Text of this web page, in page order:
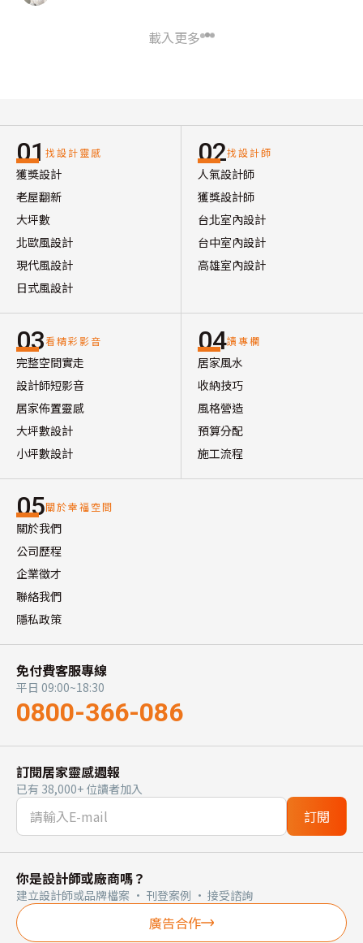
載入更多
01 找設計靈感
獲獎設計
老屋翻新
大坪數
北歐風設計
現代風設計
日式風設計
02找設計師
人氣設計師
獲獎設計師
台北室內設計
台中室內設計
高雄室內設計
03看精彩影音
完整空間實走
設計師短影音
居家佈置靈感
大坪數設計
小坪數設計
04讀專欄
居家風水
收納技巧
風格營造
預算分配
施工流程
05關於幸福空間
關於我們
公司歷程
企業徵才
聯絡我們
隱私政策
免付費客服專線
平日 09:00~18:30
0800-366-086
訂閱居家靈感週報
已有 38,000+ 位讀者加入
訂閱
你是設計師或廠商嗎？
建立設計師或品牌檔案 · 刊登案例 · 接受諮詢
廣告合作